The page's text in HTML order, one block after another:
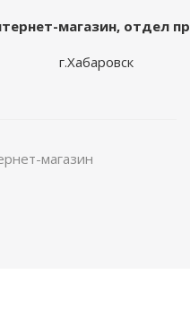
магазин, отдел
г.Хабаровск
магазин